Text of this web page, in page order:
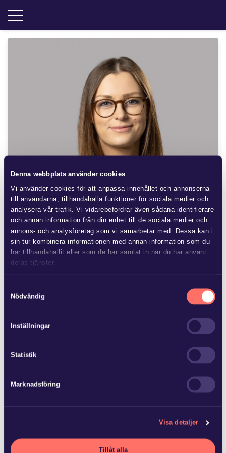
Denna webbplats använder cookies
Vi använder cookies för att anpassa innehållet och annonserna
till användarna, tillhandahålla funktioner för sociala medier och
analysera vår trafik. Vi vidarebefordrar även sådana identifierare
och annan information från din enhet till de sociala medier och
annons- och analysföretag som vi samarbetar med. Dessa kan i
sin tur kombinera informationen med annan information som du
har tillhandahållit eller som de har samlat in när du har använt
deras tjänster.
oss och på vilket sätt vi behandlar personuppgifter.
Nödvändig
Inställningar
Statistik
Marknadsföring
Visa detaljer
Tillåt alla
Odeta Ålund
Advokat
+46 470 76 24 89
+46 709 28 90 07
odeta.alund@glimstedt.se
Växjö
Karriär
Biträdande jurist, Glimstedt 2021-2025
Handläggare, Migrationsverket 2015-2018
Jur kand (Umeå universitet, 2014)